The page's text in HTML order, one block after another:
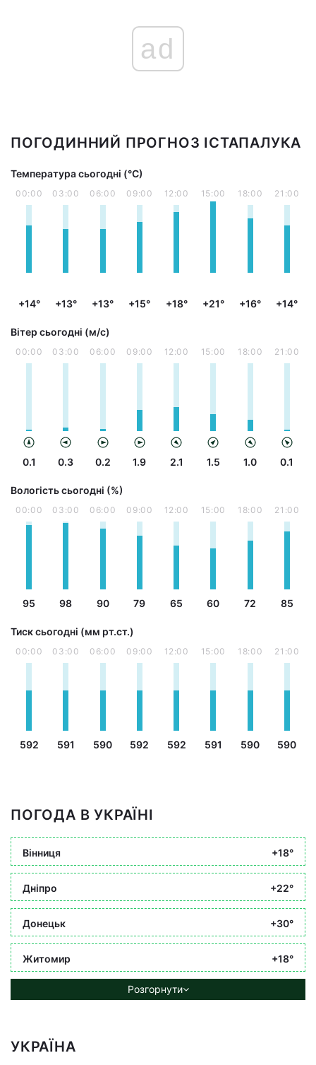
ad
ПОГОДИННИЙ ПРОГНОЗ ІСТАПАЛУКА
Температура сьогодні (°С)
00:00
+14°
03:00
+13°
06:00
+13°
09:00
+15°
12:00
+18°
15:00
+21°
18:00
+16°
21:00
+14°
Вітер сьогодні (м/с)
00:00
0.1
03:00
0.3
06:00
0.2
09:00
1.9
12:00
2.1
15:00
1.5
18:00
1.0
21:00
0.1
Вологість сьогодні (%)
00:00
95
03:00
98
06:00
90
09:00
79
12:00
65
15:00
60
18:00
72
21:00
85
Тиск сьогодні (мм рт.ст.)
00:00
592
03:00
591
06:00
590
09:00
592
12:00
592
15:00
591
18:00
590
21:00
590
ПОГОДА В УКРАЇНІ
Вінниця +18°
Дніпро +22°
Донецьк +30°
Житомир +18°
Розгорнути
УКРАЇНА